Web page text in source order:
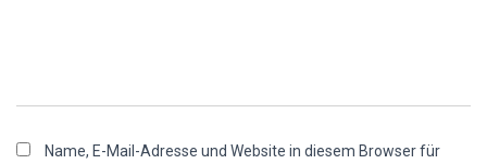
Name, E-Mail-Adresse und Website in diesem Browser für